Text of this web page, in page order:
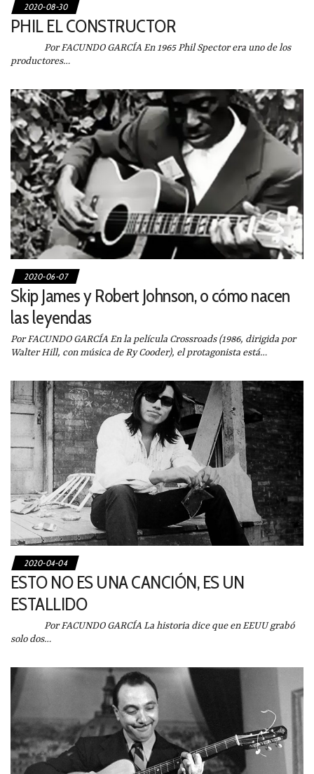
2020-08-30
PHIL EL CONSTRUCTOR
Por FACUNDO GARCÍA En 1965 Phil Spector era uno de los
productores…
2020-06-07
Skip James y Robert Johnson, o cómo nacen
las leyendas
Por FACUNDO GARCÍA En la película Crossroads (1986, dirigida por
Walter Hill, con música de Ry Cooder), el protagonista está…
2020-04-04
ESTO NO ES UNA CANCIÓN, ES UN
ESTALLIDO
Por FACUNDO GARCÍA La historia dice que en EEUU grabó
solo dos…